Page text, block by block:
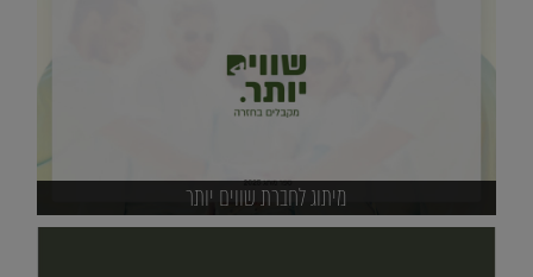
מיתוג לחברת שווים יותר